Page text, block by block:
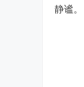
静谧